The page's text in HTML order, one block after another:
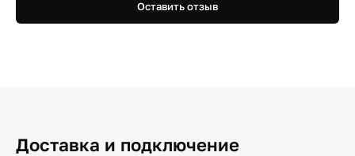
Оставить отзыв
Доставка и подключение